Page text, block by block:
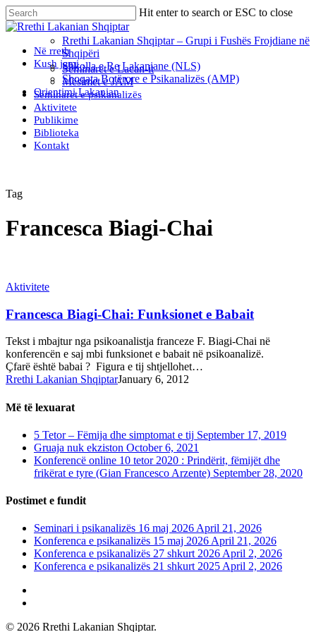
Skip
to
content
Hit enter to search or ESC to close
Close
Menu
Në rreth
Kush jemi
Rrethi Lakanian Shqiptar – Grupi i Fushës Frojdiane në
Shqipëri
Shkolla e Re Lakaniane (NLS)
Shoqata Botërore e Psikanalizës (AMP)
Orientimi Lakanian
Seminaret e Lacan-it
Mësimet e JAM
Seminaret e psikanalizës
Aktivitete
Publikime
Biblioteka
Kontakt
Tag
Francesca Biagi-Chai
Aktivitete
Francesca Biagi-Chai: Funksionet e Babait
Tekst i mbajtur nga psikoanalistja franceze F. Biagi-Chai në
konferencën e saj mbi funksionet e babait në psikoanalizë.
Çfarë është babai ? Figura e tij shtjellohet…
Rrethi Lakanian ShqiptarJanuary 6, 2012
Më të lexuarat
5 Tetor – Fëmija dhe simptomat e tij September 17, 2019
Gruaja nuk ekziston October 6, 2021
Konferencë online 10 tetor 2020 : Prindërit, fëmijët dhe
frikërat e tyre (Gian Francesco Arzente) September 28, 2020
Postimet e fundit
Seminari i psikanalizës 16 maj 2026April 21, 2026
Konferenca e psikanalizës 15 maj 2026April 21, 2026
Konferenca e psikanalizës 27 shkurt 2026April 2, 2026
Konferenca e psikanalizës 21 shkurt 2025April 2, 2026
© 2026 Rrethi Lakanian Shqiptar.